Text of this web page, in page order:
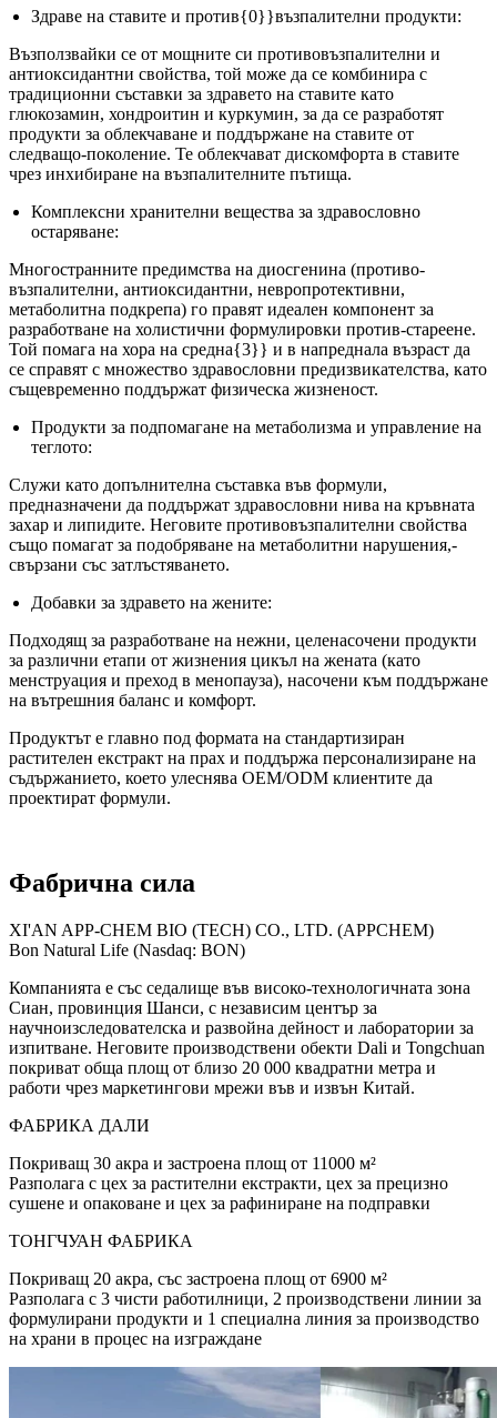
Здраве на ставите и против{0}}възпалителни продукти:
Възползвайки се от мощните си противовъзпалителни и
антиоксидантни свойства, той може да се комбинира с
традиционни съставки за здравето на ставите като
глюкозамин, хондроитин и куркумин, за да се разработят
продукти за облекчаване и поддържане на ставите от
следващо-поколение. Те облекчават дискомфорта в ставите
чрез инхибиране на възпалителните пътища.
Комплексни хранителни вещества за здравословно
остаряване:
Многостранните предимства на диосгенина (противо-
възпалителни, антиоксидантни, невропротективни,
метаболитна подкрепа) го правят идеален компонент за
разработване на холистични формулировки против-стареене.
Той помага на хора на средна{3}} и в напреднала възраст да
се справят с множество здравословни предизвикателства, като
същевременно поддържат физическа жизненост.
Продукти за подпомагане на метаболизма и управление на
теглото:
Служи като допълнителна съставка във формули,
предназначени да поддържат здравословни нива на кръвната
захар и липидите. Неговите противовъзпалителни свойства
също помагат за подобряване на метаболитни нарушения,-
свързани със затлъстяването.
Добавки за здравето на жените:
Подходящ за разработване на нежни, целенасочени продукти
за различни етапи от жизнения цикъл на жената (като
менструация и преход в менопауза), насочени към поддържане
на вътрешния баланс и комфорт.
Продуктът е главно под формата на стандартизиран
растителен екстракт на прах и поддържа персонализиране на
съдържанието, което улеснява OEM/ODM клиентите да
проектират формули.
Фабрична сила
XI'AN APP-CHEM BIO (TECH) CO., LTD. (APPCHEM)
Bon Natural Life (Nasdaq: BON)
Компанията е със седалище във високо-технологичната зона
Сиан, провинция Шанси, с независим център за
научноизследователска и развойна дейност и лаборатории за
изпитване. Неговите производствени обекти Dali и Tongchuan
покриват обща площ от близо 20 000 квадратни метра и
работи чрез маркетингови мрежи във и извън Китай.
ФАБРИКА ДАЛИ
Покриващ 30 акра и застроена площ от 11000 м²
Разполага с цех за растителни екстракти, цех за прецизно
сушене и опаковане и цех за рафиниране на подправки
ТОНГЧУАН ФАБРИКА
Покриващ 20 акра, със застроена площ от 6900 м²
Разполага с 3 чисти работилници, 2 производствени линии за
формулирани продукти и 1 специална линия за производство
на храни в процес на изграждане